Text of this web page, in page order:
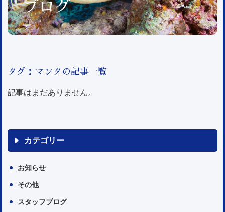
ブログ
タグ：マンタの記事一覧
記事はまだありません。
カテゴリー
お知らせ
その他
スタッフブログ